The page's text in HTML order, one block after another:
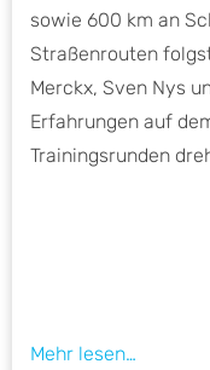
sowie 600 km an
Straßenrouten
Merckx, Sven Nys
Erfahrungen auf
Trainingsrunden